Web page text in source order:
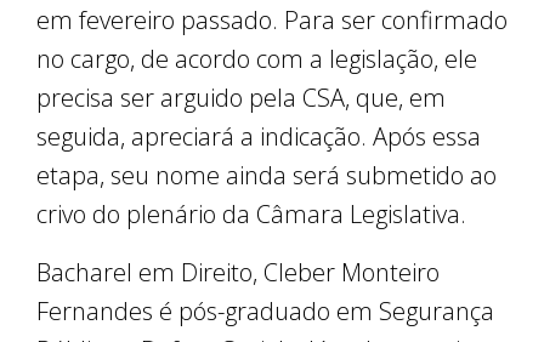
em fevereiro passado. Para ser confirmado
no cargo, de acordo com a legislação, ele
precisa ser arguido pela CSA, que, em
seguida, apreciará a indicação. Após essa
etapa, seu nome ainda será submetido ao
crivo do plenário da Câmara Legislativa.
Bacharel em Direito, Cleber Monteiro
Fernandes é pós-graduado em Segurança